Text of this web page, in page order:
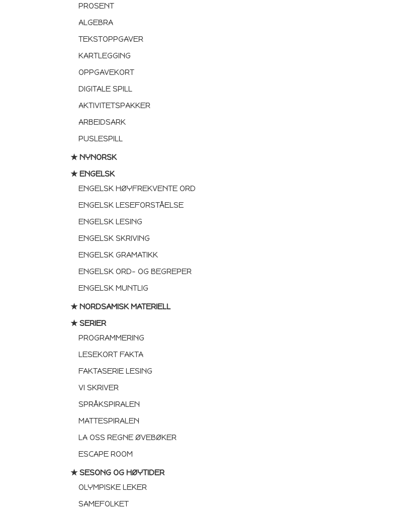
PROSENT
ALGEBRA
TEKSTOPPGAVER
KARTLEGGING
OPPGAVEKORT
DIGITALE SPILL
AKTIVITETSPAKKER
ARBEIDSARK
PUSLESPILL
★ NYNORSK
★ ENGELSK
ENGELSK HØYFREKVENTE ORD
ENGELSK LESEFORSTÅELSE
ENGELSK LESING
ENGELSK SKRIVING
ENGELSK GRAMATIKK
ENGELSK ORD- OG BEGREPER
ENGELSK MUNTLIG
★ NORDSAMISK MATERIELL
★ SERIER
PROGRAMMERING
LESEKORT FAKTA
FAKTASERIE LESING
VI SKRIVER
SPRÅKSPIRALEN
MATTESPIRALEN
LA OSS REGNE ØVEBØKER
ESCAPE ROOM
★ SESONG OG HØYTIDER
OLYMPISKE LEKER
SAMEFOLKET